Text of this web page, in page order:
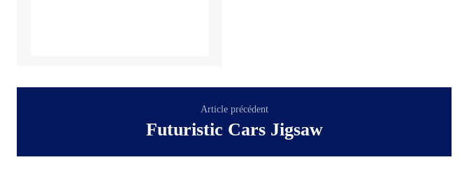
Article précédent
Futuristic Cars Jigsaw